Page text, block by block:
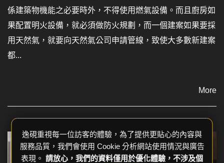
係建築物機能之必要時外，不得使用燃氣設備。而且廚房如
果配置明火設備，就必須做防火規劃，而一個建案如果要採
用天然氣，就要向天然氣公司申請管線，致使大多數新建案
都...
More
逸硯重視每一位訪客的體驗，為了提供更貼心的內容與
服務品質，我們會使用 Cookie 分析網站使用情況與廣告
表現。 請放心，我們的資料僅用於優化體驗，不涉及個